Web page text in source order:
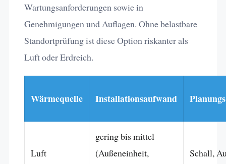
Wartungsanforderungen sowie in
Genehmigungen und Auflagen. Ohne belastbare
Standortprüfung ist diese Option riskanter als
Luft oder Erdreich.
Wärmequelle Installationsaufwand
Luft
gering bis mittel
(Außeneinheit,
Schall,